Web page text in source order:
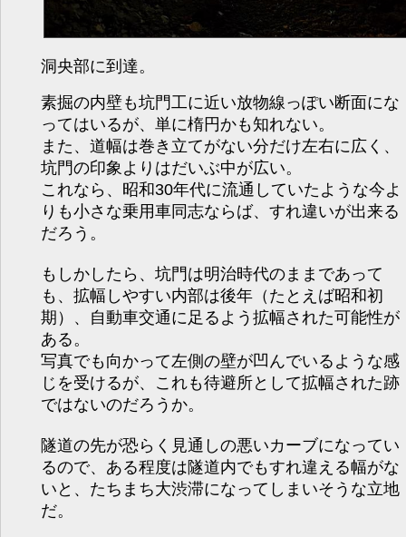
洞央部に到達。
素掘の内壁も坑門工に近い放物線っぽい断面にな
ってはいるが、単に楕円かも知れない。
また、道幅は巻き立てがない分だけ左右に広く、
坑門の印象よりはだいぶ中が広い。
これなら、昭和30年代に流通していたような今よ
りも小さな乗用車同志ならば、すれ違いが出来る
だろう。
もしかしたら、坑門は明治時代のままであって
も、拡幅しやすい内部は後年（たとえば昭和初
期）、自動車交通に足るよう拡幅された可能性が
ある。
写真でも向かって左側の壁が凹んでいるような感
じを受けるが、これも待避所として拡幅された跡
ではないのだろうか。
隧道の先が恐らく見通しの悪いカーブになってい
るので、ある程度は隧道内でもすれ違える幅がな
いと、たちまち大渋滞になってしまいそうな立地
だ。